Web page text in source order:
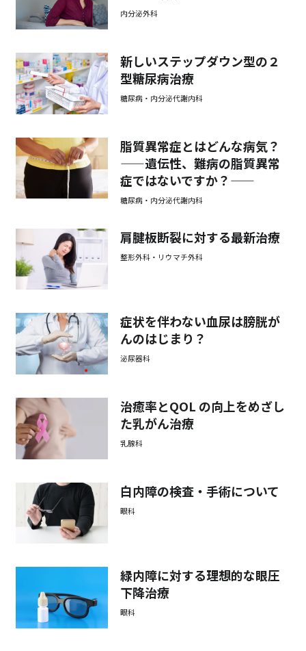
内分泌外科
新しいステップダウン型の２
型糖尿病治療
糖尿病・内分泌代謝内科
脂質異常症とはどんな病気？
——遺伝性、難病の脂質異常
症ではないですか？——
糖尿病・内分泌代謝内科
肩腱板断裂に対する最新治療
整形外科・リウマチ外科
症状を伴わない血尿は膀胱が
んのはじまり？
泌尿器科
治癒率とQOL の向上をめざし
た乳がん治療
乳腺科
白内障の検査・手術について
眼科
緑内障に対する理想的な眼圧
下降治療
眼科